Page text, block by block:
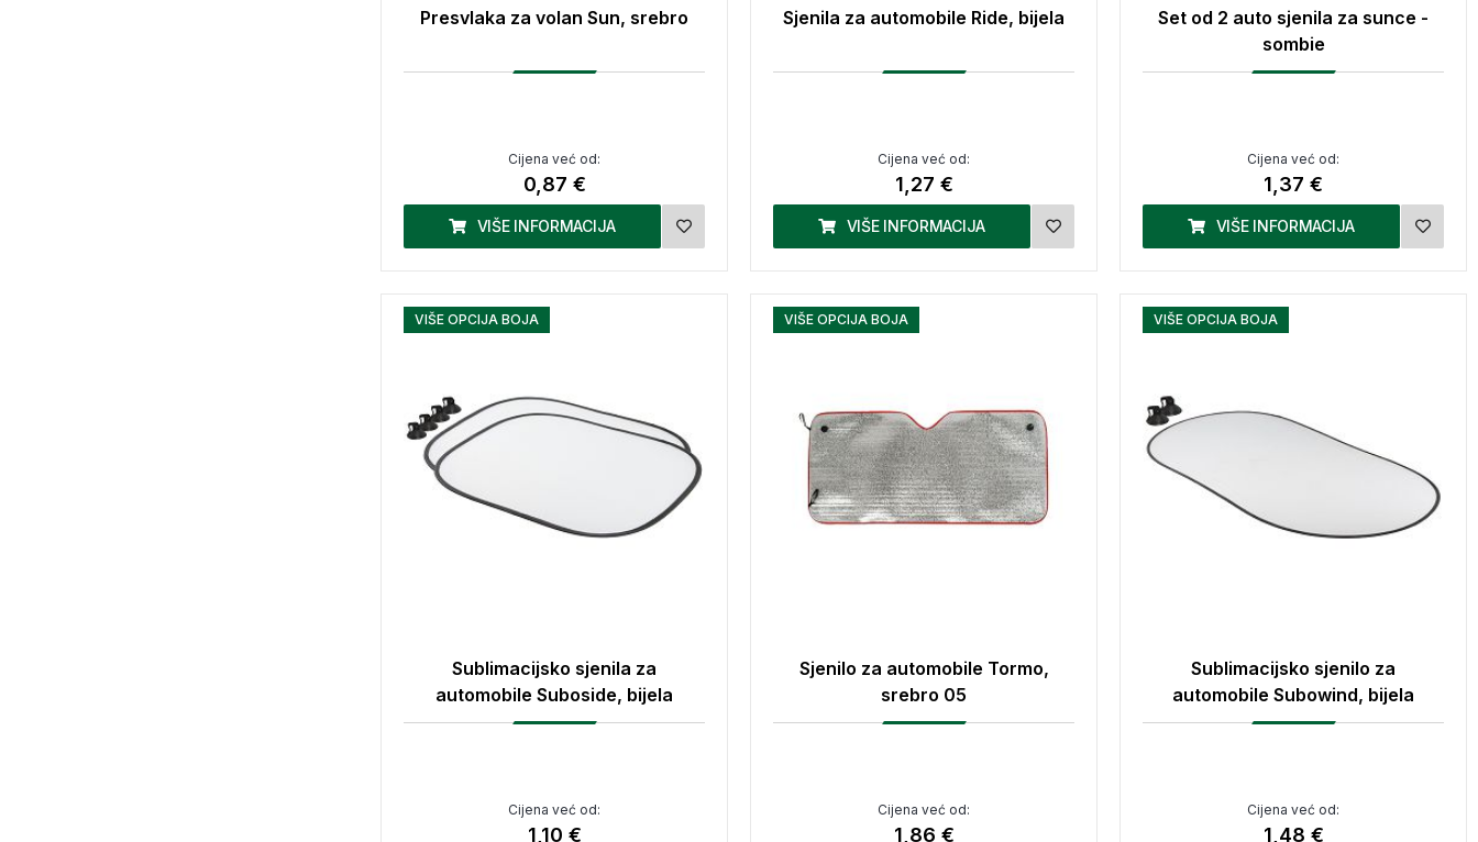
Presvlaka za volan Sun, srebro
Cijena već od:
0,87 €
VIŠE INFORMACIJA
Sjenila za automobile Ride, bijela
Cijena već od:
1,27 €
VIŠE INFORMACIJA
Set od 2 auto sjenila za sunce -
sombie
Cijena već od:
1,37 €
VIŠE INFORMACIJA
VIŠE OPCIJA BOJA
Sublimacijsko sjenila za
automobile Suboside, bijela
Cijena već od:
1,10 €
VIŠE OPCIJA BOJA
Sjenilo za automobile Tormo,
srebro 05
Cijena već od:
1,86 €
VIŠE OPCIJA BOJA
Sublimacijsko sjenilo za
automobile Subowind, bijela
Cijena već od:
1,48 €